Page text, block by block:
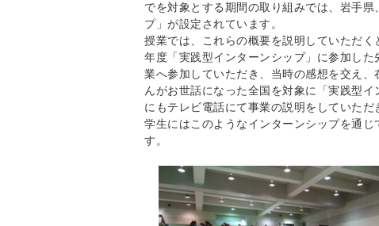
でを対象とする期間の取り組みでは、岩手
プ」が設定されています。
授業では、これらの概要を説明していただ
年度「実践型インターンシップ」に参加し
業へ参加していただき、当時の感想を交え
んがお世話になった全国を対象に「実践型
にもテレビ電話にて事業の説明をしていただ
学生にはこのようなインターンシップを通
す。